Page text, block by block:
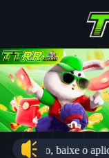
usuário, baixe o